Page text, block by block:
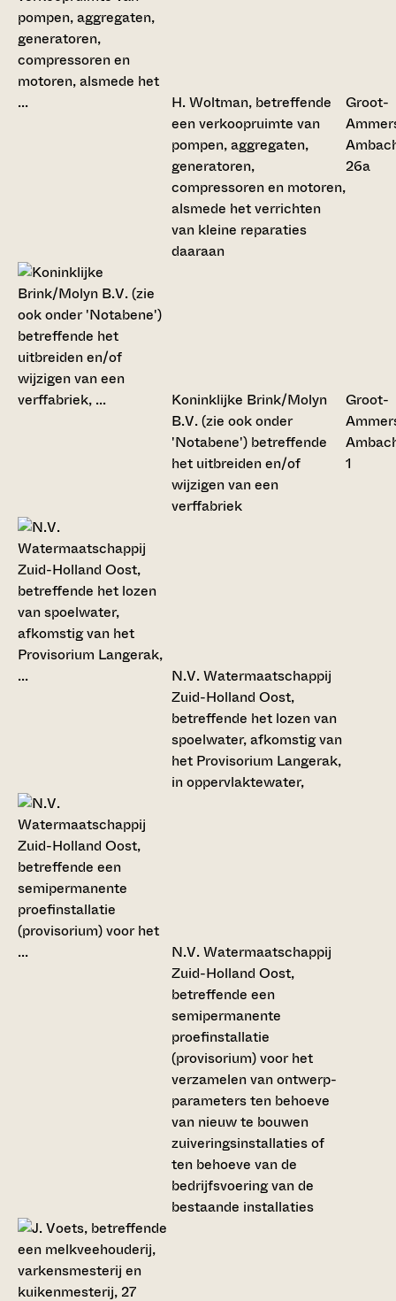
H. Woltman, betreffende
een verkoopruimte van
pompen, aggregaten,
generatoren,
compressoren en motoren,
alsmede het verrichten
van kleine reparaties
daaraan
Groot-
26a
Koninklijke Brink/Molyn
B.V. (zie ook onder
'Notabene') betreffende
het uitbreiden en/of
wijzigen van een
verffabriek
Groot-
1
N.V. Watermaatschappij
Zuid-Holland Oost,
betreffende het lozen van
spoelwater, afkomstig van
het Provisorium Langerak,
in oppervlaktewater,
N.V. Watermaatschappij
Zuid-Holland Oost,
betreffende een
semipermanente
proefinstallatie
(provisorium) voor het
verzamelen van ontwerp-
parameters ten behoeve
van nieuw te bouwen
zuiveringsinstallaties of
ten behoeve van de
bedrijfsvoering van de
bestaande installaties